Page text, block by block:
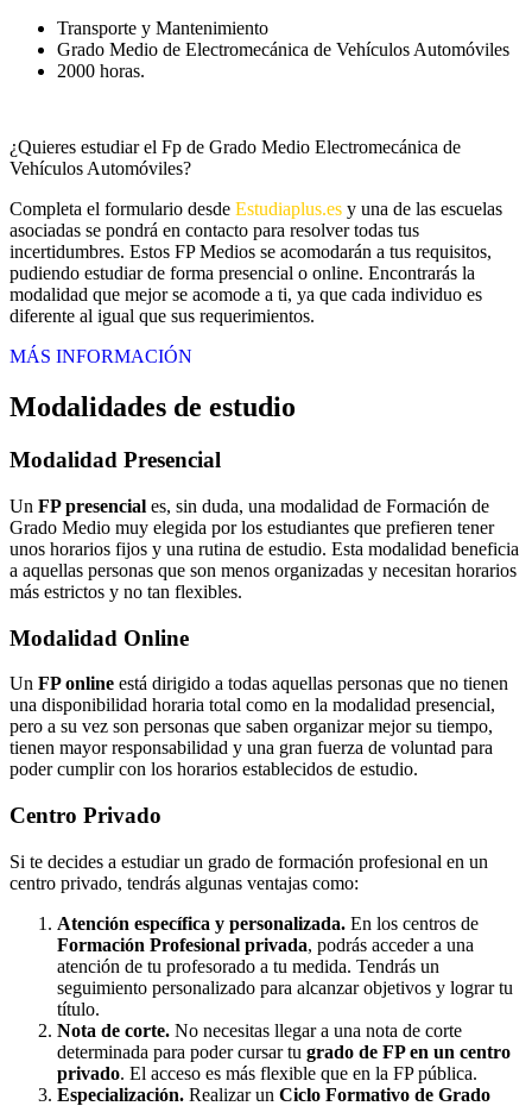
Transporte y Mantenimiento
Grado Medio de Electromecánica de Vehículos Automóviles
2000 horas.
¿Quieres estudiar el Fp de Grado Medio Electromecánica de
Vehículos Automóviles?
Completa el formulario desde Estudiaplus.es y una de las escuelas
asociadas se pondrá en contacto para resolver todas tus
incertidumbres. Estos FP Medios se acomodarán a tus requisitos,
pudiendo estudiar de forma presencial o online. Encontrarás la
modalidad que mejor se acomode a ti, ya que cada individuo es
diferente al igual que sus requerimientos.
MÁS INFORMACIÓN
Modalidades de estudio
Modalidad Presencial
Un FP presencial es, sin duda, una modalidad de Formación de
Grado Medio muy elegida por los estudiantes que prefieren tener
unos horarios fijos y una rutina de estudio. Esta modalidad beneficia
a aquellas personas que son menos organizadas y necesitan horarios
más estrictos y no tan flexibles.
Modalidad Online
Un FP online está dirigido a todas aquellas personas que no tienen
una disponibilidad horaria total como en la modalidad presencial,
pero a su vez son personas que saben organizar mejor su tiempo,
tienen mayor responsabilidad y una gran fuerza de voluntad para
poder cumplir con los horarios establecidos de estudio.
Centro Privado
Si te decides a estudiar un grado de formación profesional en un
centro privado, tendrás algunas ventajas como:
Atención específica y personalizada. En los centros de
Formación Profesional privada, podrás acceder a una
atención de tu profesorado a tu medida. Tendrás un
seguimiento personalizado para alcanzar objetivos y lograr tu
título.
Nota de corte. No necesitas llegar a una nota de corte
determinada para poder cursar tu grado de FP en un centro
privado. El acceso es más flexible que en la FP pública.
Especialización. Realizar un Ciclo Formativo de Grado